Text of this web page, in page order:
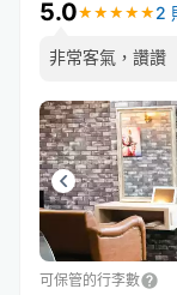
5.0★ ★ ★ ★ ★
★ ★ ★ ★ ★ 2
非常客氣，讚讚
可保管的行李數